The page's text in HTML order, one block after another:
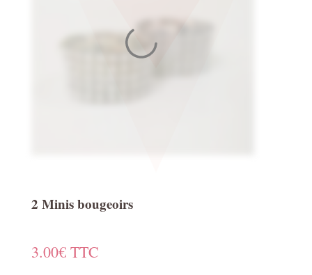
2 Minis bougeoirs
3.00€ TTC